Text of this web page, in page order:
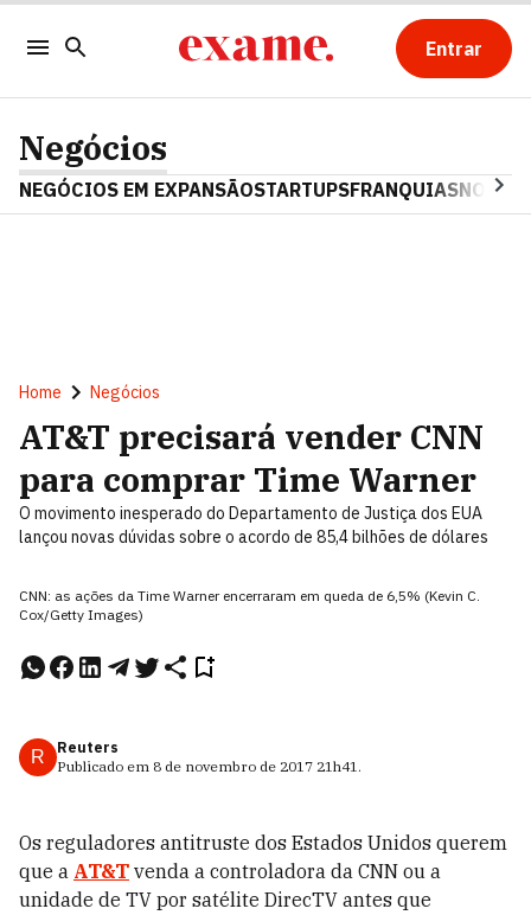
Entrar
Negócios
NEGÓCIOS EM EXPANSÃOSTARTUPSFRANQUIAS
Home Negócios
AT&T precisará vender CNN
para comprar Time Warner
O movimento inesperado do Departamento de Justiça dos EUA
lançou novas dúvidas sobre o acordo de 85,4 bilhões de dólares
CNN: as ações da Time Warner encerraram em queda de 6,5% (Kevin C.
Cox/Getty Images)
R
Reuters
Publicado em 8 de novembro de 2017 21h41.
Os reguladores antitruste dos Estados Unidos querem
que a AT&T venda a controladora da CNN ou a
unidade de TV por satélite DirecTV antes que